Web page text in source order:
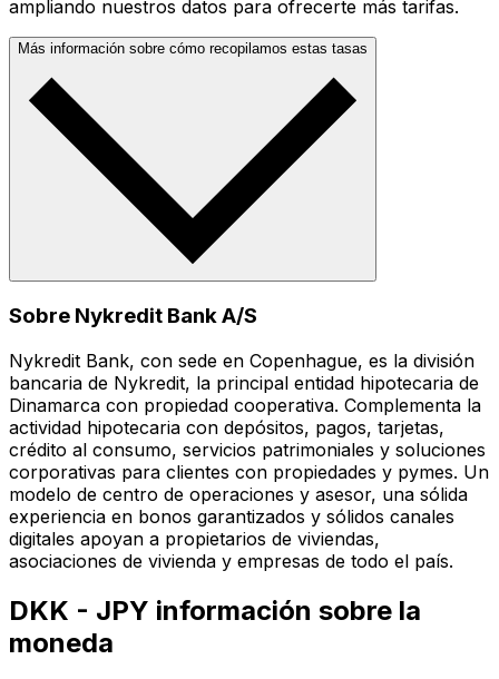
ampliando nuestros datos para ofrecerte más tarifas.
Más información sobre cómo recopilamos estas tasas
Sobre Nykredit Bank A/S
Nykredit Bank, con sede en Copenhague, es la división
bancaria de Nykredit, la principal entidad hipotecaria de
Dinamarca con propiedad cooperativa. Complementa la
actividad hipotecaria con depósitos, pagos, tarjetas,
crédito al consumo, servicios patrimoniales y soluciones
corporativas para clientes con propiedades y pymes. Un
modelo de centro de operaciones y asesor, una sólida
experiencia en bonos garantizados y sólidos canales
digitales apoyan a propietarios de viviendas,
asociaciones de vivienda y empresas de todo el país.
DKK - JPY información sobre la
moneda